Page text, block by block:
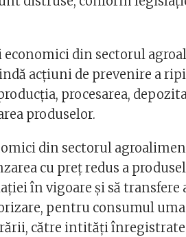
din sectorul
acţiuni de prevenire a
procesarea,
produselor.
din sectorul
cu preţ redus a
în vigoare şi să transfere
pentru consumul
către intităţi înregistrate